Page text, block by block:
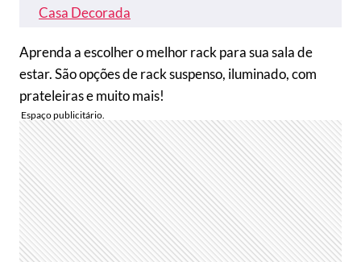
Casa Decorada
Aprenda a escolher o melhor rack para sua sala de
estar. São opções de rack suspenso, iluminado, com
prateleiras e muito mais!